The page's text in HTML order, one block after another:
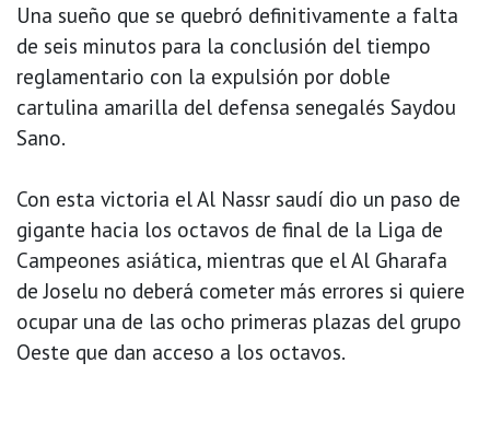
Una sueño que se quebró definitivamente a falta
de seis minutos para la conclusión del tiempo
reglamentario con la expulsión por doble
cartulina amarilla del defensa senegalés Saydou
Sano.
Con esta victoria el Al Nassr saudí dio un paso de
gigante hacia los octavos de final de la Liga de
Campeones asiática, mientras que el Al Gharafa
de Joselu no deberá cometer más errores si quiere
ocupar una de las ocho primeras plazas del grupo
Oeste que dan acceso a los octavos.